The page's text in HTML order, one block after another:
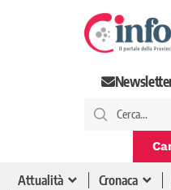
Attualità Cronaca